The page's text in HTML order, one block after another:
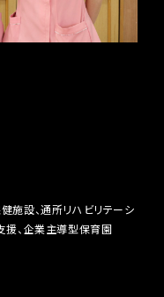
施設、通所リハビリテーシ
援、企業主導型保育園